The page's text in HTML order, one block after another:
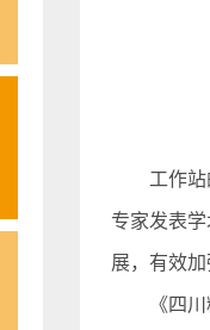
工作站的
专家发表
展，有效
《四川精